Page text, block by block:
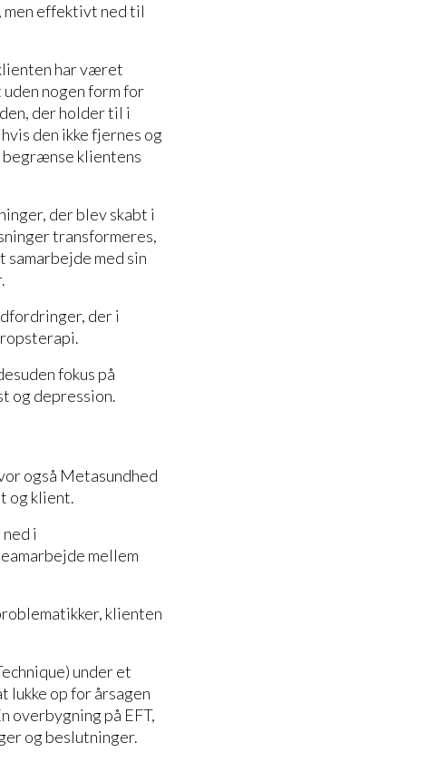
effektivt ned til
har været
nogen form for
der holder til i
den ikke fjernes og
begrænse klientens
der blev skabt i
transformeres,
med sin
der i
fokus på
og depression.
også Metasundhed
og klient.
i
mellem
klienten
under et
lukke op for årsagen
på EFT,
og beslutninger.